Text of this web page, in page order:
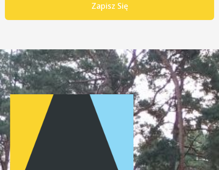
Zapisz Się